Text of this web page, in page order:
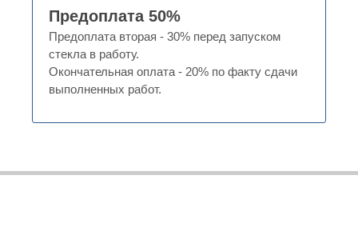
Предоплата 50%
Предоплата вторая - 30% перед запуском
стекла в работу.
Окончательная оплата - 20% по факту сдачи
выполненных работ.